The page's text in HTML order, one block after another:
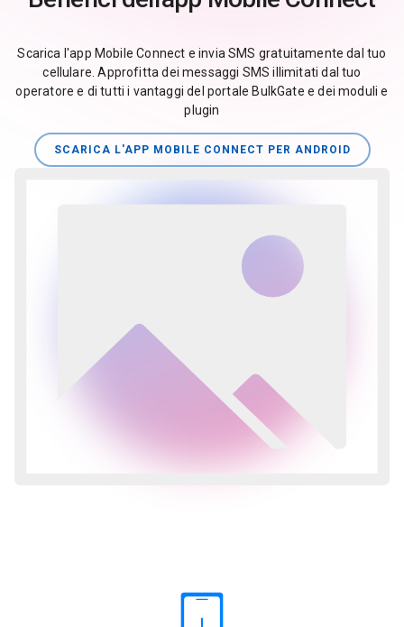
Scarica l'app Mobile Connect e invia SMS gratuitamente dal tuo
cellulare. Approfitta dei messaggi SMS illimitati dal tuo
operatore e di tutti i vantaggi del portale BulkGate e dei moduli e
plugin
SCARICA L'APP MOBILE CONNECT PER ANDROID